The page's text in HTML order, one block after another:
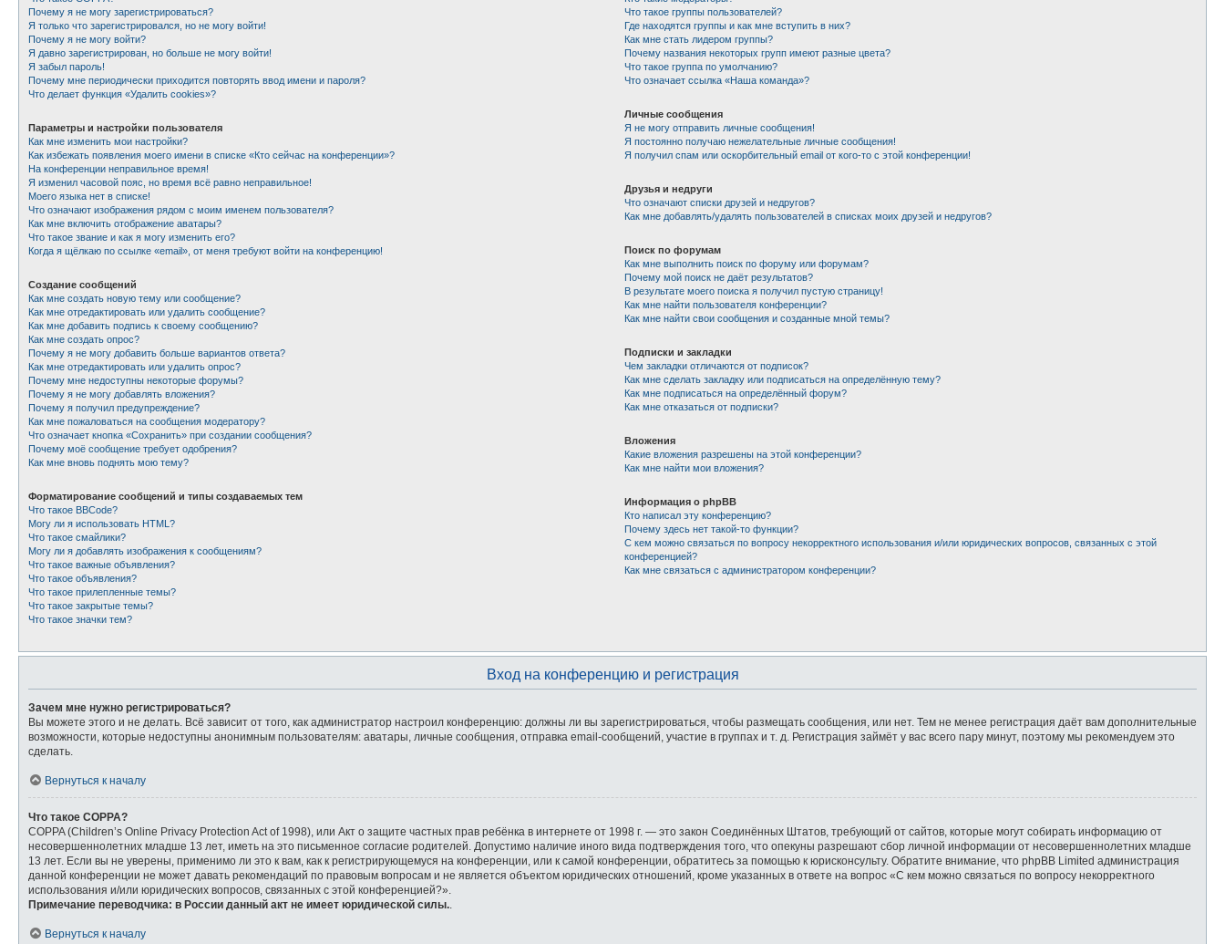
Почему я не могу зарегистрироваться?
Я только что зарегистрировался, но не могу войти!
Почему я не могу войти?
Я давно зарегистрирован, но больше не могу войти!
Я забыл пароль!
Почему мне периодически приходится повторять ввод имени и пароля?
Что делает функция «Удалить cookies»?
Параметры и настройки пользователя
Как мне изменить мои настройки?
Как избежать появления моего имени в списке «Кто сейчас на конференции»?
На конференции неправильное время!
Я изменил часовой пояс, но время всё равно неправильное!
Моего языка нет в списке!
Что означают изображения рядом с моим именем пользователя?
Как мне включить отображение аватары?
Что такое звание и как я могу изменить его?
Когда я щёлкаю по ссылке «email», от меня требуют войти на конференцию!
Создание сообщений
Как мне создать новую тему или сообщение?
Как мне отредактировать или удалить сообщение?
Как мне добавить подпись к своему сообщению?
Как мне создать опрос?
Почему я не могу добавить больше вариантов ответа?
Как мне отредактировать или удалить опрос?
Почему мне недоступны некоторые форумы?
Почему я не могу добавлять вложения?
Почему я получил предупреждение?
Как мне пожаловаться на сообщения модератору?
Что означает кнопка «Сохранить» при создании сообщения?
Почему моё сообщение требует одобрения?
Как мне вновь поднять мою тему?
Форматирование сообщений и типы создаваемых тем
Что такое BBCode?
Могу ли я использовать HTML?
Что такое смайлики?
Могу ли я добавлять изображения к сообщениям?
Что такое важные объявления?
Что такое объявления?
Что такое прилепленные темы?
Что такое закрытые темы?
Что такое значки тем?
Что такое группы пользователей?
Где находятся группы и как мне вступить в них?
Как мне стать лидером группы?
Почему названия некоторых групп имеют разные цвета?
Что такое группа по умолчанию?
Что означает ссылка «Наша команда»?
Личные сообщения
Я не могу отправить личные сообщения!
Я постоянно получаю нежелательные личные сообщения!
Я получил спам или оскорбительный email от кого-то с этой конференции!
Друзья и недруги
Что означают списки друзей и недругов?
Как мне добавлять/удалять пользователей в списках моих друзей и недругов?
Поиск по форумам
Как мне выполнить поиск по форуму или форумам?
Почему мой поиск не даёт результатов?
В результате моего поиска я получил пустую страницу!
Как мне найти пользователя конференции?
Как мне найти свои сообщения и созданные мной темы?
Подписки и закладки
Чем закладки отличаются от подписок?
Как мне сделать закладку или подписаться на определённую тему?
Как мне подписаться на определённый форум?
Как мне отказаться от подписки?
Вложения
Какие вложения разрешены на этой конференции?
Как мне найти мои вложения?
Информация о phpBB
Кто написал эту конференцию?
Почему здесь нет такой-то функции?
С кем можно связаться по вопросу некорректного использования и/или юридических вопросов, связанных с этой
конференцией?
Как мне связаться с администратором конференции?
Вход на конференцию и регистрация
Зачем мне нужно регистрироваться?
Вы можете этого и не делать. Всё зависит от того, как администратор настроил конференцию: должны ли вы зарегистрироваться, чтобы размещать сообщения, или нет. Тем не менее регистрация даёт вам дополнительные
возможности, которые недоступны анонимным пользователям: аватары, личные сообщения, отправка email-сообщений, участие в группах и т. д. Регистрация займёт у вас всего пару минут, поэтому мы рекомендуем это
сделать.
Вернуться к началу
Что такое COPPA?
COPPA (Children’s Online Privacy Protection Act of 1998), или Акт о защите частных прав ребёнка в интернете от 1998 г. — это закон Соединённых Штатов, требующий от сайтов, которые могут собирать информацию от
несовершеннолетних младше 13 лет, иметь на это письменное согласие родителей. Допустимо наличие иного вида подтверждения того, что опекуны разрешают сбор личной информации от несовершеннолетних младше
13 лет. Если вы не уверены, применимо ли это к вам, как к регистрирующемуся на конференции, или к самой конференции, обратитесь за помощью к юрисконсульту. Обратите внимание, что phpBB Limited администрация
данной конференции не может давать рекомендаций по правовым вопросам и не является объектом юридических отношений, кроме указанных в ответе на вопрос «С кем можно связаться по вопросу некорректного
использования и/или юридических вопросов, связанных с этой конференцией?».
Примечание переводчика: в России данный акт не имеет юридической силы..
Вернуться к началу